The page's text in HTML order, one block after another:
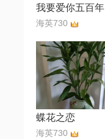
我要爱你五百年
海英730
蝶花之恋
海英730